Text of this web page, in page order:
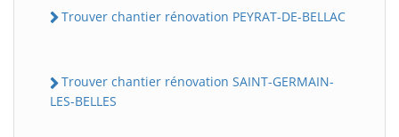
Trouver chantier rénovation PEYRAT-DE-BELLAC
Trouver chantier rénovation SAINT-GERMAIN-
LES-BELLES